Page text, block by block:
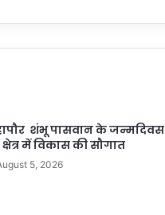
शंभू पासवान के जन्मदिवस
में विकास की सौगात
5, 2026